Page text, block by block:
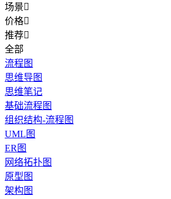
场景
价格
推荐
全部
流程图
思维导图
思维笔记
基础流程图
组织结构-流程图
UML图
ER图
网络拓扑图
原型图
架构图